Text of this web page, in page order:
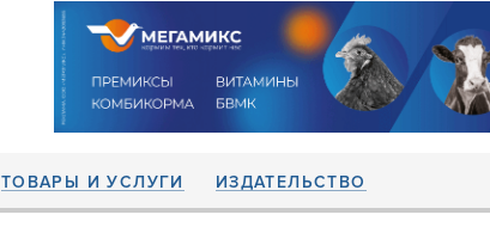
ТОВАРЫ И УСЛУГИ ИЗДАТЕЛЬСТВО